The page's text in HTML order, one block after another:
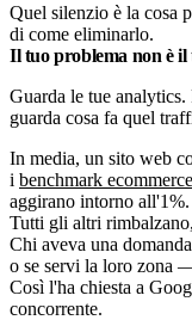
Quel silenzio è la cosa
di come eliminarlo.
Il tuo problema non è il
Guarda le tue
guarda cosa fa quel
In media, un sito web
i benchmark
aggirano intorno all'1%.
Tutti gli altri
Chi aveva una
o se servi la loro zona
Così l'ha chiesta a
concorrente.